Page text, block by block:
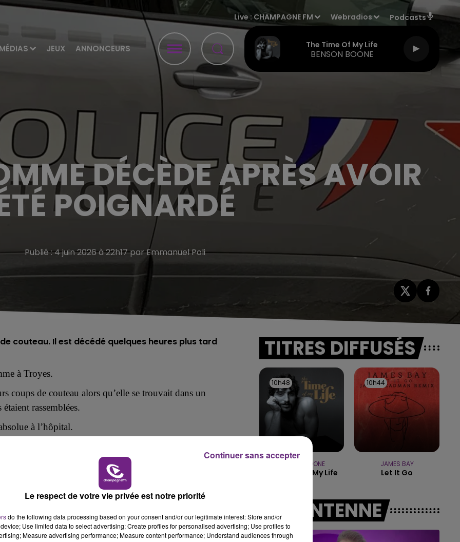
MÉDIAS JEUX ANNONCEURS
Live : CHAMPAGNE FM Webradios Podcasts
The Time Of My Life
BENSON BOONE
16h00 - 20h00
LE WEEK-END CHAMPAGNE FM
7h00 - 12h00
LE WEEK-END CHAMPAGNE FM
DÉCÈDE APRÈS AVOIR
POIGNARDÉ
Publié : 4 juin 2026 à 22h17 par Emmanuel Poli
couteau. Il est décédé quelques heures plus tard
à Troyes.
coups de couteau alors qu’elle se trouvait dans un
rassemblées.
à l’hôpital.
la fuite avant d’êtreinterpellé devant lagare de Troyes.
de 22 ans.
TITRES DIFFUSÉS
10h48
10h48
BENSON BOONE
The Time Of My Life
10h44
10h44
JAMES BAY
Let It Go
A L'ANTENNE
Le respect de votre vie privée est notre priorité
do the following data processing based on your consent and/or our legitimate interest: Store and/or
Use limited data to select advertising; Create profiles for personalised advertising; Use profiles to
Measure advertising performance; Measure content performance; Understand audiences through
Continuer sans accepter